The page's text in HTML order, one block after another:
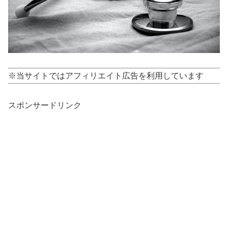
※当サイトではアフィリエイト広告を利用しています
スポンサードリンク